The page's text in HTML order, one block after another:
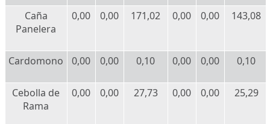
Caña
Panelera
0,00 0,00 171,02 0,00 0,00 143,08
Cardomono 0,00 0,00 0,10 0,00 0,00 0,10
Cebolla de
Rama
0,00 0,00 27,73 0,00 0,00 25,29